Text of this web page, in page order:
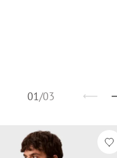
01/03